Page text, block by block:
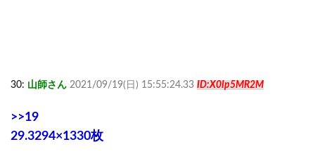
30: 山師さん 2021/09/19(日) 15:55:24.33 ID:X0Ip5MR2M
>>19
29.3294×1330枚